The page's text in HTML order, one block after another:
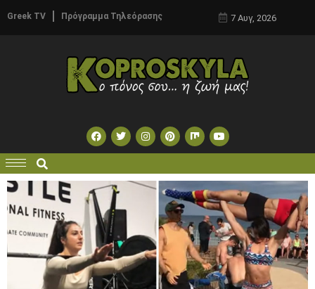
Greek TV Πρόγραμμα Τηλεόρασης 7 Αυγ, 2026